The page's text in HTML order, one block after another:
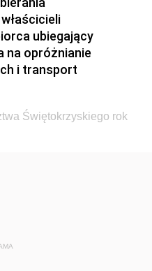
Spraw Wewnętrznych
Transportu, Budownictwa
Administracji i Cyfryzacji
Inspektora Ochrony
Budownictwa i Przemysłu
ubiegający
na opróżnianie
i transport
Świętokrzyskiego rok